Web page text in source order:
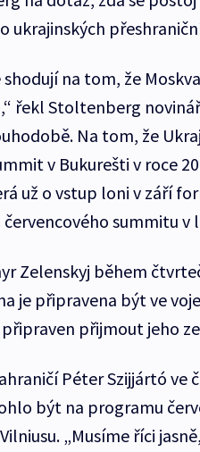
ukrajinských
shodují na tom, že
řekl Stoltenberg
Na tom, že
v Bukurešti v roce
už o vstup loni v září
summitu v
Zelenskyj během
je připravena být ve
přijmout jeho
Péter Szijjártó
být na programu
„Musíme říci